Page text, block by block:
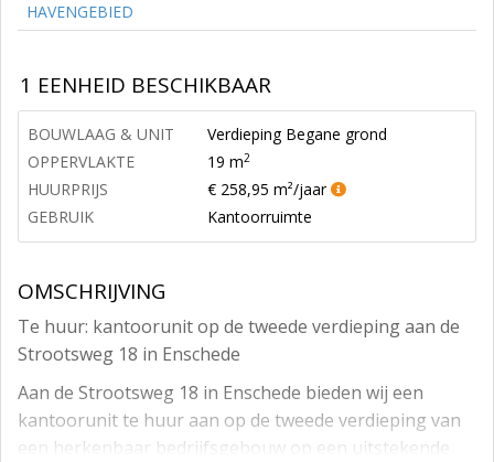
HAVENGEBIED
1 EENHEID BESCHIKBAAR
BOUWLAAG & UNIT
Verdieping Begane grond
OPPERVLAKTE
19 m2
HUURPRIJS
€ 258,95 m²/jaar
GEBRUIK
Kantoorruimte
OMSCHRIJVING
Te huur: kantoorunit op de tweede verdieping aan de
Strootsweg 18 in Enschede
Aan de Strootsweg 18 in Enschede bieden wij een
kantoorunit te huur aan op de tweede verdieping van
een herkenbaar bedrijfsgebouw op een uitstekende